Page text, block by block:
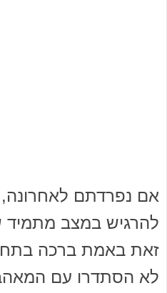
אם נפרדתם
להרגיש במצב
זאת באמת ברכה
לא הסתדרו עם